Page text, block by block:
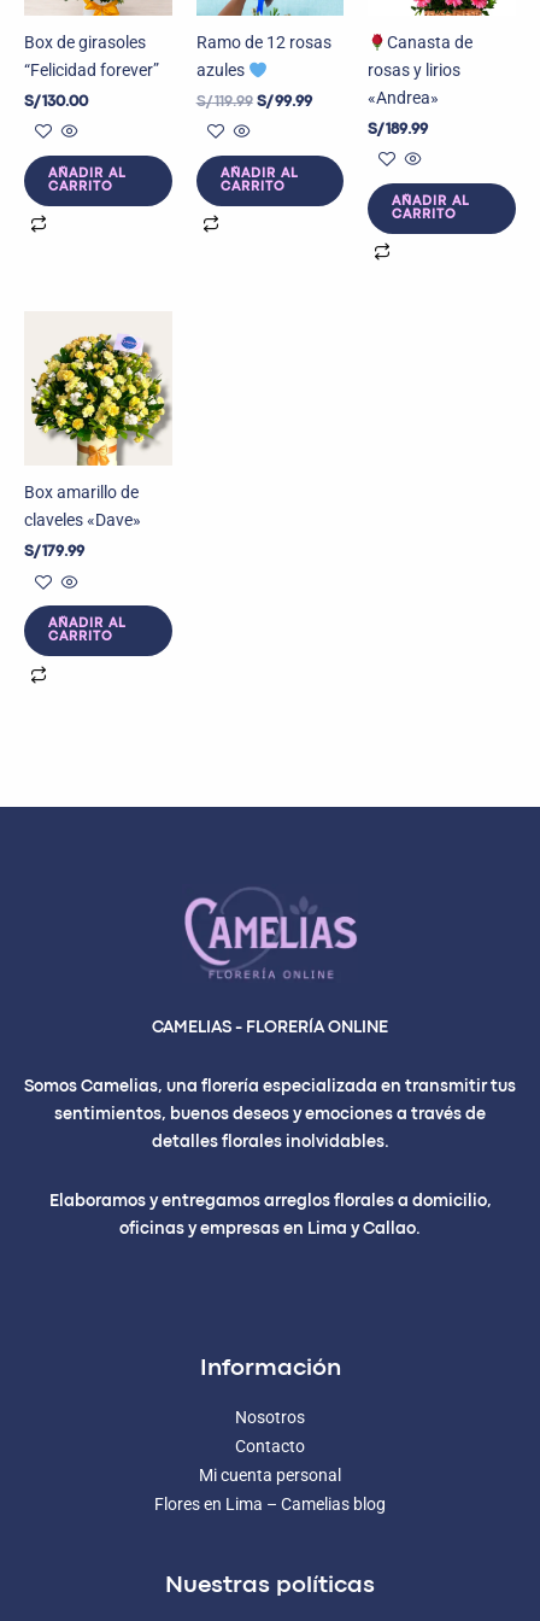
Box de girasoles
“Felicidad forever”
S/130.00
AÑADIR AL
CARRITO
Ramo de 12 rosas
azules
S/119.99 S/99.99
AÑADIR AL
CARRITO
Canasta de
rosas y lirios
«Andrea»
S/189.99
AÑADIR AL
CARRITO
Box amarillo de
claveles «Dave»
S/179.99
AÑADIR AL
CARRITO
CAMELIAS - FLORERÍA ONLINE
Somos Camelias, una florería especializada en transmitir tus
sentimientos, buenos deseos y emociones a través de
detalles florales inolvidables.
Elaboramos y entregamos arreglos florales a domicilio,
oficinas y empresas en Lima y Callao.
Información
Nosotros
Contacto
Mi cuenta personal
Flores en Lima – Camelias blog
Nuestras políticas